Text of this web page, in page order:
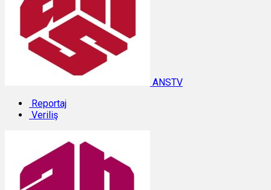
ANSTV
Reportaj
Veriliş